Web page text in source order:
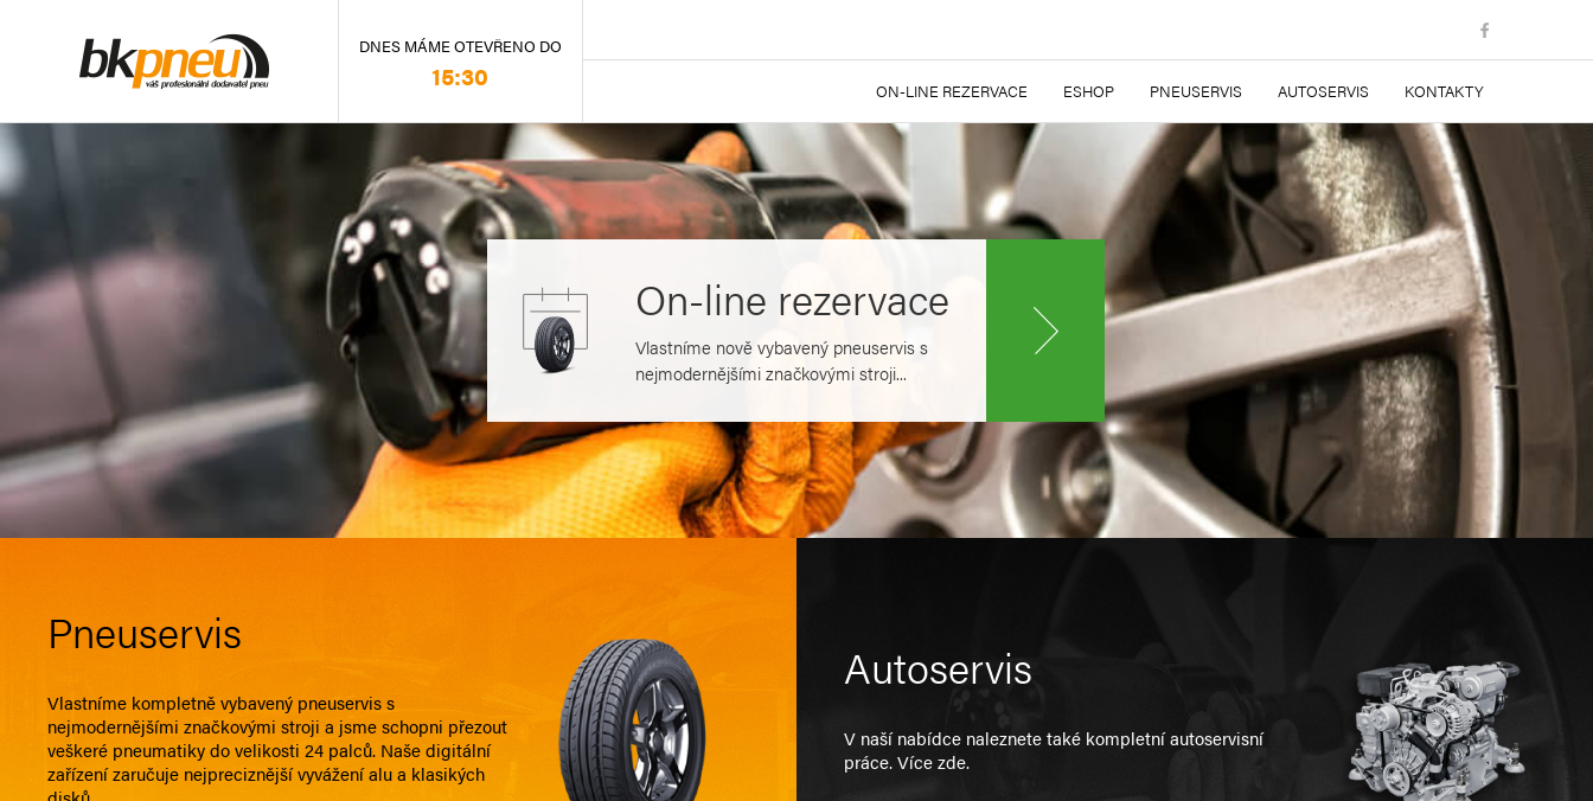
DNES MÁME OTEVŘENO DO
15:30 ON-LINE REZERVACE ESHOP PNEUSERVIS AUTOSERVIS KONTAKTY
On-line rezervace
Vlastníme nově vybavený pneuservis s
nejmodernějšími značkovými stroji...
Pneuservis
Vlastníme kompletně vybavený pneuservis s
nejmodernějšími značkovými stroji a jsme schopni přezout
veškeré pneumatiky do velikosti 24 palců. Naše digitální
zařízení zaručuje nejpreciznější vyvážení alu a klasikých
Autoservis
V naší nabídce naleznete také kompletní autoservisní
práce. Více zde.